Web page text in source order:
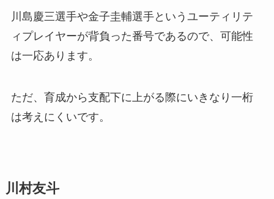
川島慶三選手や金子圭輔選手というユーティリテ
ィプレイヤーが背負った番号であるので、可能性
は一応あります。
ただ、育成から支配下に上がる際にいきなり一桁
は考えにくいです。
川村友斗